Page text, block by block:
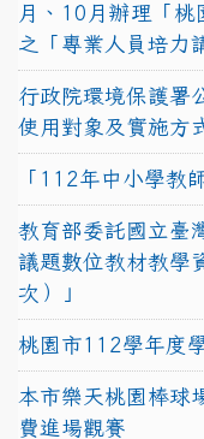
月、10月辦理「桃
之「專業人員培力
行政院環境保護署
使用對象及實施方
「112年中小學教
教育部委託國立臺
議題數位教材教學
次）」
桃園市112學年度
本市樂天桃園棒球
費進場觀賽